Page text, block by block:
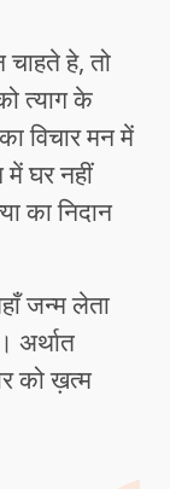
चाहते हे, तो
त्याग के
विचार मन में
में घर नहीं
का निदान
जन्म लेता
अर्थात
को ख़त्म